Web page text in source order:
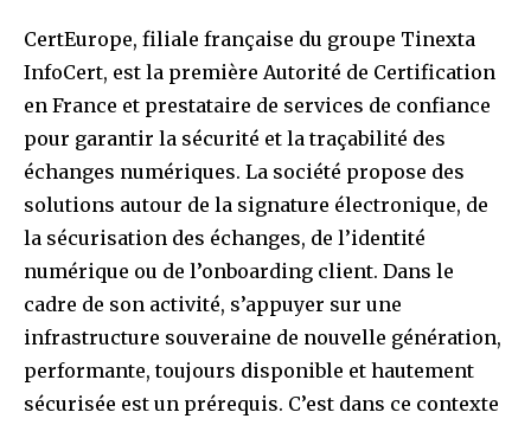
CertEurope, filiale française du groupe Tinexta
InfoCert, est la première Autorité de Certification
en France et prestataire de services de confiance
pour garantir la sécurité et la traçabilité des
échanges numériques. La société propose des
solutions autour de la signature électronique, de
la sécurisation des échanges, de l’identité
numérique ou de l’onboarding client. Dans le
cadre de son activité, s’appuyer sur une
infrastructure souveraine de nouvelle génération,
performante, toujours disponible et hautement
sécurisée est un prérequis. C’est dans ce contexte